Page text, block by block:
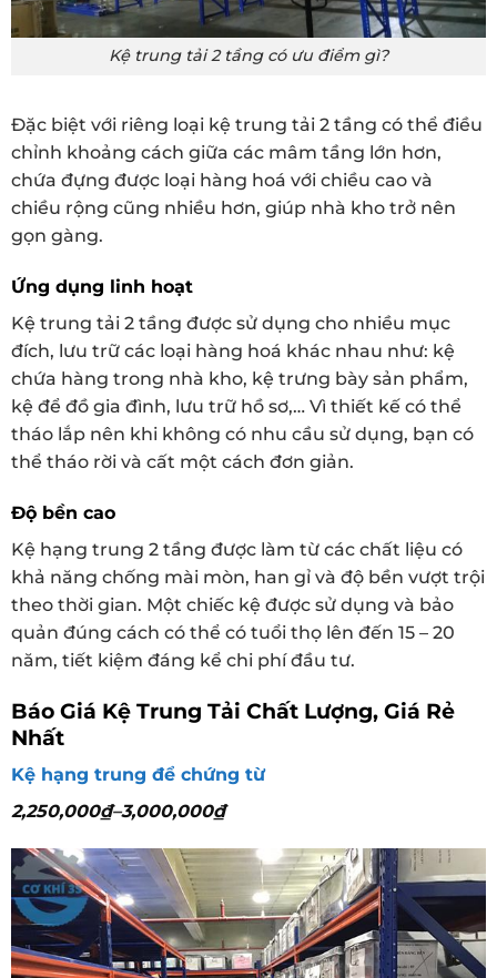
Kệ trung tải 2 tầng có ưu điểm gì?
Đặc biệt với riêng loại kệ trung tải 2 tầng có thể điều
chỉnh khoảng cách giữa các mâm tầng lớn hơn,
chứa đựng được loại hàng hoá với chiều cao và
chiều rộng cũng nhiều hơn, giúp nhà kho trở nên
gọn gàng.
Ứng dụng linh hoạt
Kệ trung tải 2 tầng được sử dụng cho nhiều mục
đích, lưu trữ các loại hàng hoá khác nhau như: kệ
chứa hàng trong nhà kho, kệ trưng bày sản phẩm,
kệ để đồ gia đình, lưu trữ hồ sơ,… Vì thiết kế có thể
tháo lắp nên khi không có nhu cầu sử dụng, bạn có
thể tháo rời và cất một cách đơn giản.
Độ bền cao
Kệ hạng trung 2 tầng được làm từ các chất liệu có
khả năng chống mài mòn, han gỉ và độ bền vượt trội
theo thời gian. Một chiếc kệ được sử dụng và bảo
quản đúng cách có thể có tuổi thọ lên đến 15 – 20
năm, tiết kiệm đáng kể chi phí đầu tư.
Báo Giá Kệ Trung Tải Chất Lượng, Giá Rẻ
Nhất
Kệ hạng trung để chứng từ
2,250,000₫–3,000,000₫